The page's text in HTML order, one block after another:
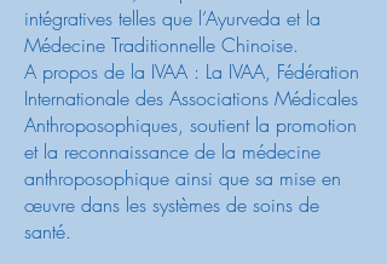
intégratives telles que l’Ayurveda et la
Médecine Traditionnelle Chinoise.
A propos de la IVAA : La IVAA, Fédération
Internationale des Associations Médicales
Anthroposophiques, soutient la promotion
et la reconnaissance de la médecine
anthroposophique ainsi que sa mise en
œuvre dans les systèmes de soins de
santé.